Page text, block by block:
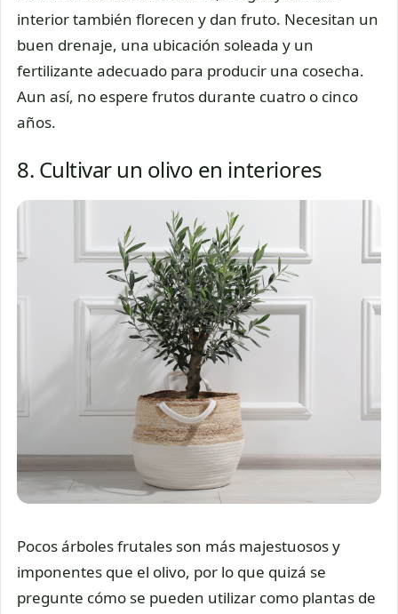
interior también florecen y dan fruto. Necesitan un
buen drenaje, una ubicación soleada y un
fertilizante adecuado para producir una cosecha.
Aun así, no espere frutos durante cuatro o cinco
años.
8. Cultivar un olivo en interiores
Pocos árboles frutales son más majestuosos y
imponentes que el olivo, por lo que quizá se
pregunte cómo se pueden utilizar como plantas de